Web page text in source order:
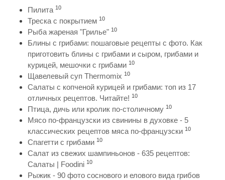
Пилита 10
Треска с покрытием 10
Рыба жареная "Грилье" 10
Блины с грибами: пошаговые рецепты с фото. Как
приготовить блины с грибами и сыром, грибами и
курицей, мешочки с грибами 10
Щавелевый суп Thermomix 10
Салаты с копченой курицей и грибами: топ из 17
отличных рецептов. Читайте! 10
Птица, дичь или кролик по-столичному 10
Мясо по-французски из свинины в духовке - 5
классических рецептов мяса по-французски 10
Спагетти с грибами 10
Салат из свежих шампиньонов - 635 рецептов:
Салаты | Foodini 10
Рыжик - 90 фото соснового и елового вида грибов